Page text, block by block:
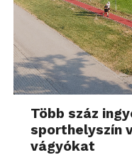
Több száz
sporthelyszín
vágyókat